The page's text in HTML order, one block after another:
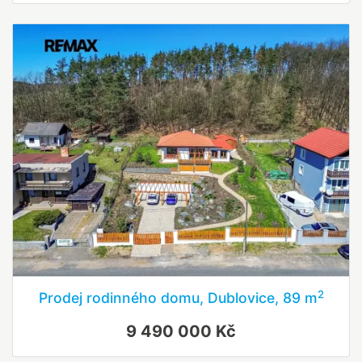
Prodej rodinného domu, Dublovice, 89 m2
9 490 000 Kč